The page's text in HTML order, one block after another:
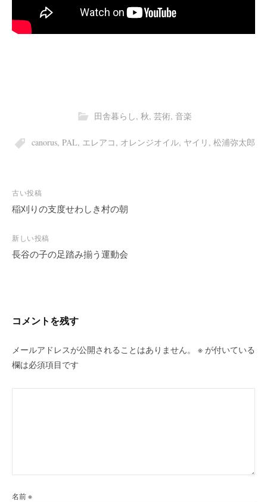
田舎暮らし, 秋, 芸術, 音楽
canorus, PAL, エレアコ, オレンジオイル, ヤイリ , 松浦弥太郎
投
稿
ビ
ゲ
ン
古い投稿
稲刈りの支度せわしき村の朝
新しい投稿
長谷の子の足踏み揃う運動会
コメントを残す
メールアドレスが公開されることはありません。 ※ が付いている
欄は必須項目です
名前※